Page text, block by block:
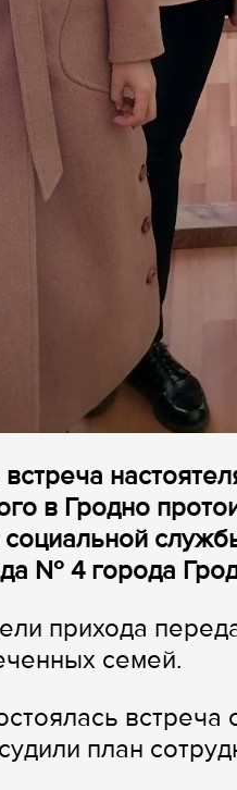
встреча
в Гродно
№ 4 города
прихода
семей.
план